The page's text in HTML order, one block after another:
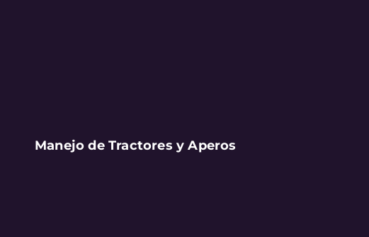
Manejo de Tractores y Aperos